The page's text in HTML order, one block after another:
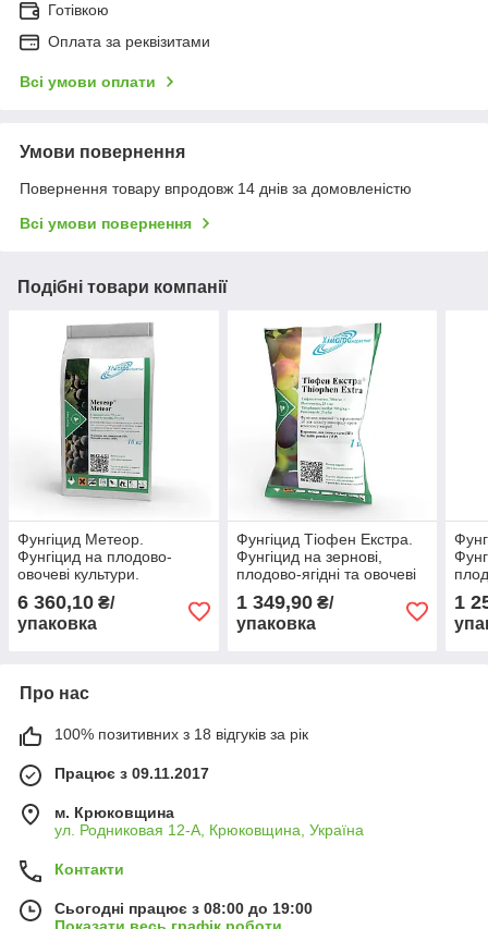
Готівкою
Оплата за реквізитами
Всі умови оплати
Умови повернення
Повернення товару впродовж 14 днів за домовленістю
Всі умови повернення
Подібні товари компанії
Фунгіцид Метеор.
Фунгіцид на плодово-
овочеві культури.
6 360,10 ₴/
упаковка
Фунгіцид Тіофен Екстра.
Фунгіцид на зернові,
плодово-ягідні та овочеві
Хімагромаркетинг
1 349,90₴/
упаковка
1
Про нас
100% позитивних з 18 відгуків за рік
Працює з 09.11.2017
м. Крюковщина
ул. Родниковая 12-А, Крюковщина, Україна
Контакти
Сьогодні працює з 08:00 до 19:00